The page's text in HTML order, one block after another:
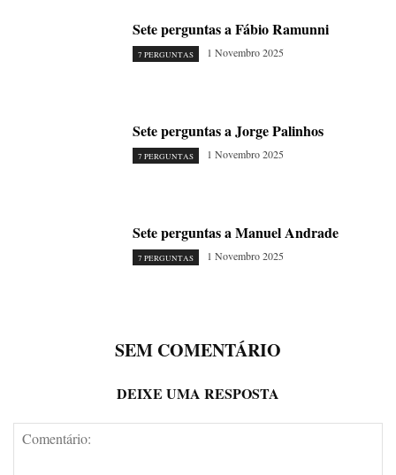
Sete perguntas a Fábio Ramunni
7 PERGUNTAS 1 Novembro 2025
Sete perguntas a Jorge Palinhos
7 PERGUNTAS 1 Novembro 2025
Sete perguntas a Manuel Andrade
7 PERGUNTAS 1 Novembro 2025
SEM COMENTÁRIO
DEIXE UMA RESPOSTA